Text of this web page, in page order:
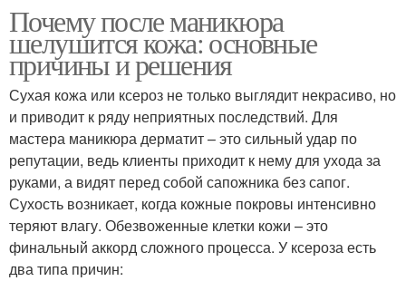
Почему после маникюра
шелушится кожа: основные
причины и решения
Сухая кожа или ксероз не только выглядит некрасиво, но
и приводит к ряду неприятных последствий. Для
мастера маникюра дерматит – это сильный удар по
репутации, ведь клиенты приходит к нему для ухода за
руками, а видят перед собой сапожника без сапог.
Сухость возникает, когда кожные покровы интенсивно
теряют влагу. Обезвоженные клетки кожи – это
финальный аккорд сложного процесса. У ксероза есть
два типа причин: